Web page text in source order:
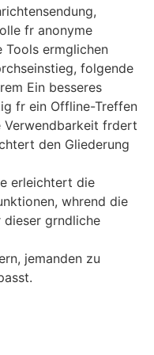
fr anonyme
Tools ermglichen
folgende
Ein besseres
fr ein Offline-Treffen
Verwendbarkeit frdert
den Gliederung
erleichtert die
whrend die
dieser grndliche
jemanden zu